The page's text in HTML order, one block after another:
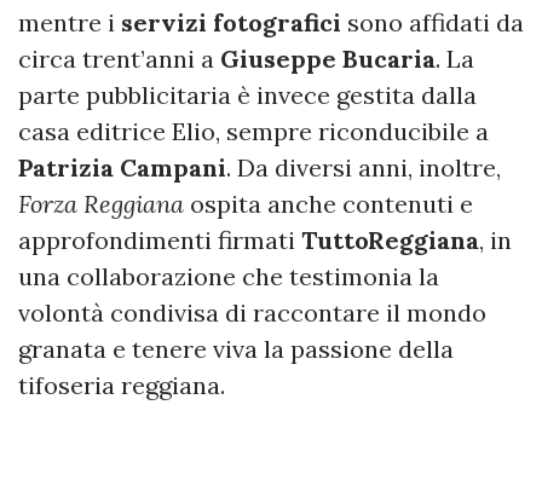
mentre i servizi fotografici sono affidati da
circa trent’anni a Giuseppe Bucaria. La
parte pubblicitaria è invece gestita dalla
casa editrice Elio, sempre riconducibile a
Patrizia Campani. Da diversi anni, inoltre,
Forza Reggiana ospita anche contenuti e
approfondimenti firmati TuttoReggiana, in
una collaborazione che testimonia la
volontà condivisa di raccontare il mondo
granata e tenere viva la passione della
tifoseria reggiana.